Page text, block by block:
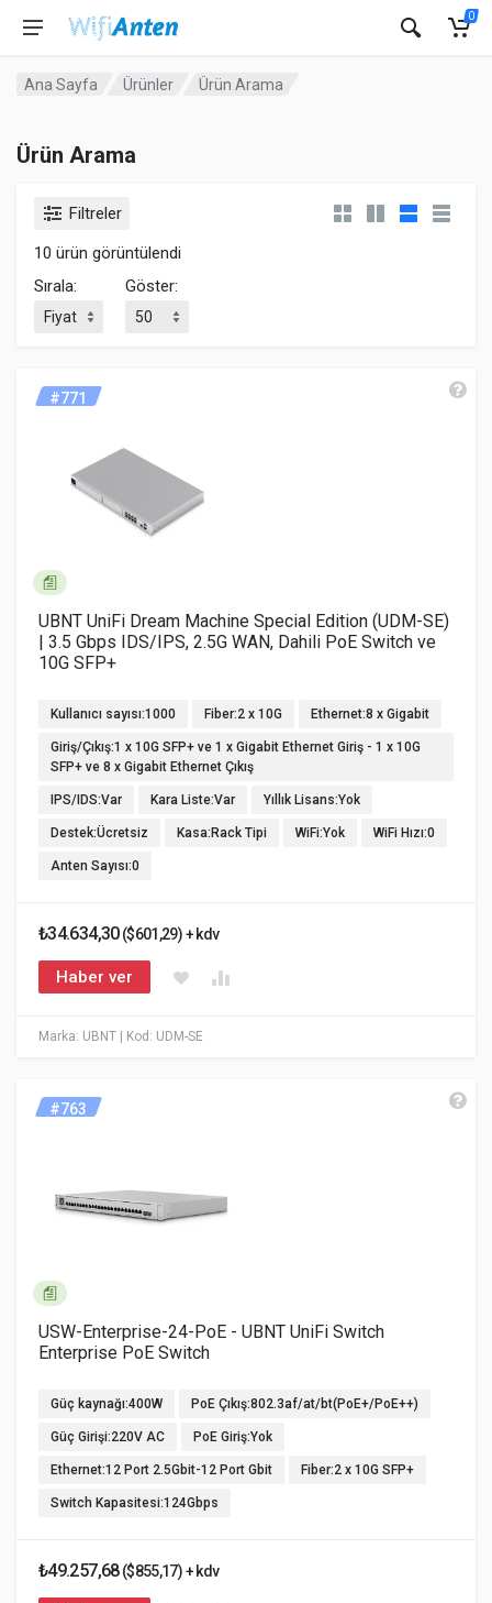
0
Ana Sayfa Ürünler Ürün Arama
Ürün Arama
Filtreler
10 ürün görüntülendi
Sırala:
Göster:
Marka: UBNT | Kod: UDM-SE
#771
UBNT UniFi Dream Machine Special Edition (UDM-SE)
| 3.5 Gbps IDS/IPS, 2.5G WAN, Dahili PoE Switch ve
10G SFP+
Kullanıcı sayısı:1000 Fiber:2 x 10G Ethernet:8 x Gigabit
Giriş/Çıkış:1 x 10G SFP+ ve 1 x Gigabit Ethernet Giriş - 1 x 10G
SFP+ ve 8 x Gigabit Ethernet Çıkış
IPS/IDS:Var Kara Liste:Var Yıllık Lisans:Yok
Destek:Ücretsiz Kasa:Rack Tipi WiFi:Yok WiFi Hızı:0
Anten Sayısı:0
₺34.634,30($601,29) + kdv
Haber ver
#763
USW-Enterprise-24-PoE - UBNT UniFi Switch
Enterprise PoE Switch
Güç kaynağı:400W PoE Çıkış:802.3af/at/bt(PoE+/PoE++)
Güç Girişi:220V AC PoE Giriş:Yok
Ethernet:12 Port 2.5Gbit-12 Port Gbit Fiber:2 x 10G SFP+
Switch Kapasitesi:124Gbps
₺49.257,68($855,17) + kdv